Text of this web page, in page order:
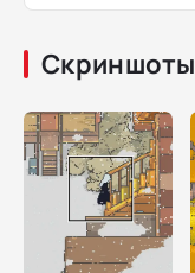
Скриншоты